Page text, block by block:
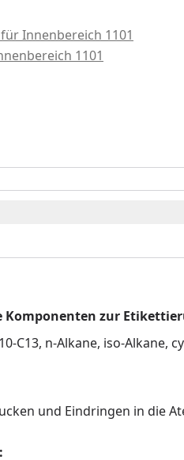
Innenbereich 1101
1101
Komponenten zur
C13, n-Alkane, iso-Alkane,
und Eindringen in die